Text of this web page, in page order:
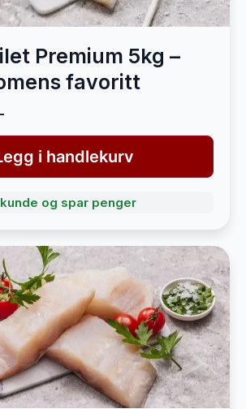
Premium 5kg –
favoritt
i handlekurv
og spar penger